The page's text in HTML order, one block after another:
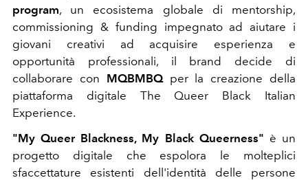
program, un ecosistema globale di mentorship,
commissioning & funding impegnato ad aiutare i
giovani creativi ad acquisire esperienza e
opportunità professionali, il brand decide di
collaborare con MQBMBQper la creazione della
piattaforma digitale The Queer Black Italian
Experience.
"My Queer Blackness, My Black Queerness" è un
progetto digitale che espolora le molteplici
sfaccettature esistenti dell'identità delle persone